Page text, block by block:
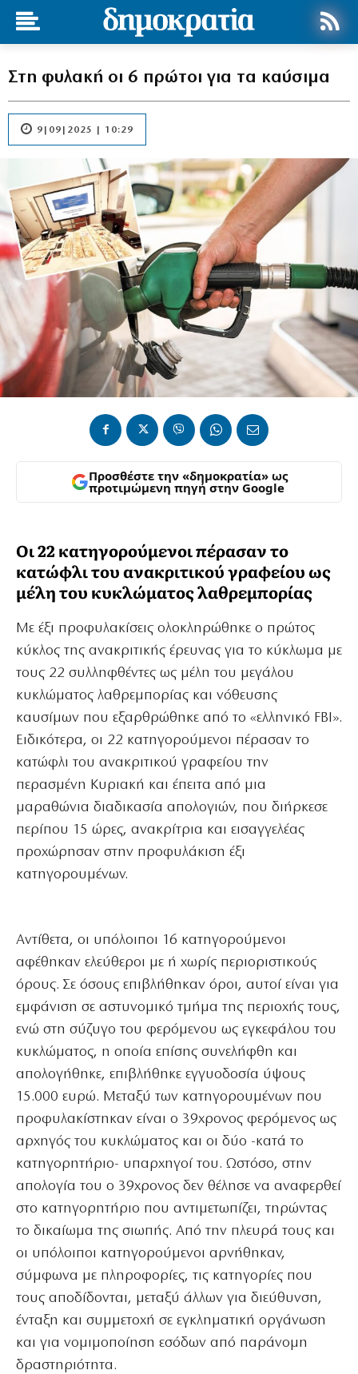
Στη φυλακή οι 6 πρώτοι για τα καύσιμα
9|09|2025 | 10:29
Προσθέστε την «δημοκρατία» ως
προτιμώμενη πηγή στην Google
Οι 22 κατηγορούμενοι πέρασαν το
κατώφλι του ανακριτικού γραφείου ως
μέλη του κυκλώματος λαθρεμπορίας
Με έξι προφυλακίσεις ολοκληρώθηκε ο πρώτος
κύκλος της ανακριτικής έρευνας για το κύκλωμα με
τους 22 συλληφθέντες ως μέλη του μεγάλου
κυκλώματος λαθρεμπορίας και νόθευσης
καυσίμων που εξαρθρώθηκε από το «ελληνικό FBI».
Ειδικότερα, οι 22 κατηγορούμενοι πέρασαν το
κατώφλι του ανακριτικού γραφείου την
περασμένη Κυριακή και έπειτα από μια
μαραθώνια διαδικασία απολογιών, που διήρκεσε
περίπου 15 ώρες, ανακρίτρια και εισαγγελέας
προχώρησαν στην προφυλάκιση έξι
κατηγορουμένων.
Αντίθετα, οι υπόλοιποι 16 κατηγορούμενοι
αφέθηκαν ελεύθεροι με ή χωρίς περιοριστικούς
όρους. Σε όσους επιβλήθηκαν όροι, αυτοί είναι για
εμφάνιση σε αστυνομικό τμήμα της περιοχής τους,
ενώ στη σύζυγο του φερόμενου ως εγκεφάλου του
κυκλώματος, η οποία επίσης συνελήφθη και
απολογήθηκε, επιβλήθηκε εγγυοδοσία ύψους
15.000 ευρώ. Μεταξύ των κατηγορουμένων που
προφυλακίστηκαν είναι ο 39χρονος φερόμενος ως
αρχηγός του κυκλώματος και οι δύο -κατά το
κατηγορητήριο- υπαρχηγοί του. Ωστόσο, στην
απολογία του ο 39χρονος δεν θέλησε να αναφερθεί
στο κατηγορητήριο που αντιμετωπίζει, τηρώντας
το δικαίωμα της σιωπής. Από την πλευρά τους και
οι υπόλοιποι κατηγορούμενοι αρνήθηκαν,
σύμφωνα με πληροφορίες, τις κατηγορίες που
τους αποδίδονται, μεταξύ άλλων για διεύθυνση,
ένταξη και συμμετοχή σε εγκληματική οργάνωση
και για νομιμοποίηση εσόδων από παράνομη
δραστηριότητα.